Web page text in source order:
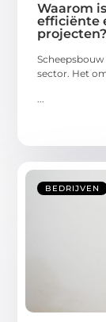
Waarom
efficiënte
projecten?
sector. Het
...
BEDRIJVEN